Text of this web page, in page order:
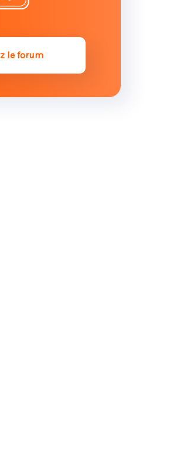
pour son
des faux
testament et
le forum